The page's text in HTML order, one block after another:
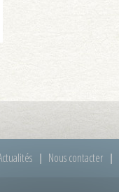
Nous contacter